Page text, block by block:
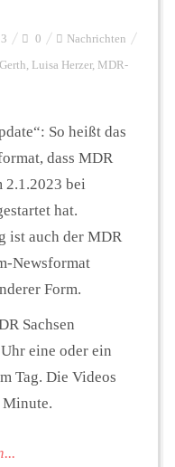
0 Nachrichten
, Luisa Herzer, MDR-
So heißt das
dass MDR
2.1.2023 bei
hat.
ist auch der MDR
Newsformat
Form.
Sachsen
eine oder ein
Tag. Die Videos
Minute.